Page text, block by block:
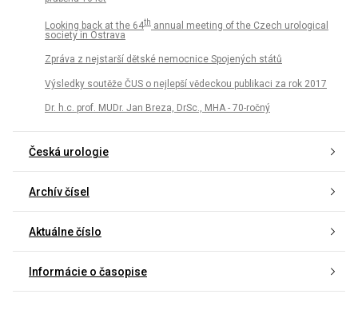
Looking back at the 64th annual meeting of the Czech urological
society in Ostrava
Zpráva z nejstarší dětské nemocnice Spojených států
Výsledky soutěže ČUS o nejlepší vědeckou publikaci za rok 2017
Dr. h.c. prof. MUDr. Jan Breza, DrSc., MHA - 70-ročný
Česká urologie
Archív čísel
Aktuálne číslo
Informácie o časopise